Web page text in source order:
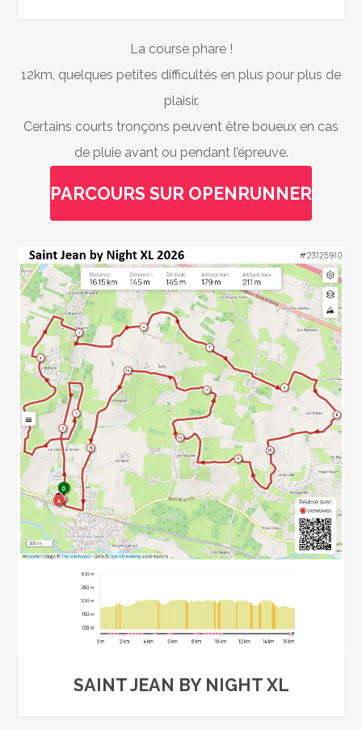
La course phare !
12km, quelques petites difficultés en plus pour plus de
plaisir.
Certains courts tronçons peuvent être boueux en cas
de pluie avant ou pendant l’épreuve.
PARCOURS SUR OPENRUNNER
SAINT JEAN BY NIGHT XL